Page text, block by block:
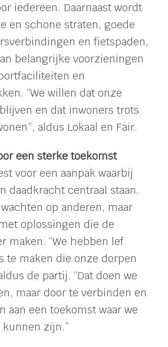
iedereen. Daarnaast wordt
en schone straten, goede
en fietspaden,
belangrijke voorzieningen
en
“We willen dat onze
en dat inwoners trots
aldus Lokaal en Fair.
een sterke toekomst
voor een aanpak waarbij
daadkracht centraal staan.
op anderen, maar
oplossingen die de
maken. “We hebben lef
te maken die onze dorpen
de partij. “Dat doen we
maar door te verbinden en
aan een toekomst waar we
zijn.”